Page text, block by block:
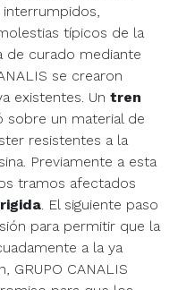
típicos de la
de curado mediante
se crearon
existentes. Un tren
sobre un material de
resistentes a la
Previamente a esta
tramos afectados
. El siguiente paso
para permitir que la
a la ya
GRUPO CANALIS